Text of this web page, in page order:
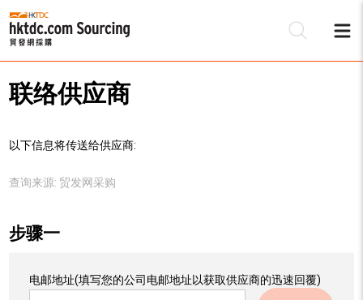
联络供应商
以下信息将传送给供应商:
查询来源: 贸发网采购
步骤一
电邮地址(填写您的公司电邮地址以获取供应商的迅速回覆)